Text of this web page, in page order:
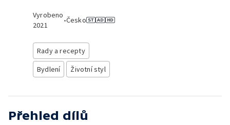
Vyrobeno
2021
•Česko
Rady a recepty
Bydlení
Životní styl
Přehled dílů